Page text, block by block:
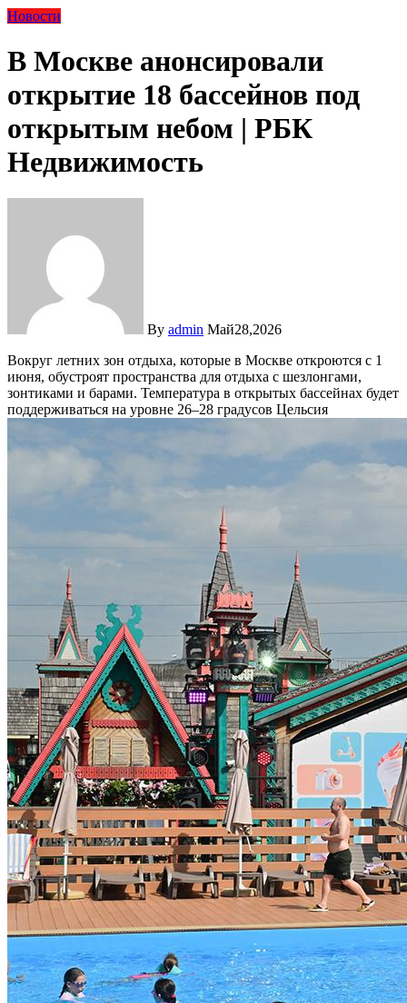
Новости
В Москве анонсировали
открытие 18 бассейнов под
открытым небом | РБК
Недвижимость
By admin Май28,2026
Вокруг летних зон отдыха, которые в Москве откроются с 1
июня, обустроят пространства для отдыха с шезлонгами,
зонтиками и барами. Температура в открытых бассейнах будет
поддерживаться на уровне 26–28 градусов Цельсия